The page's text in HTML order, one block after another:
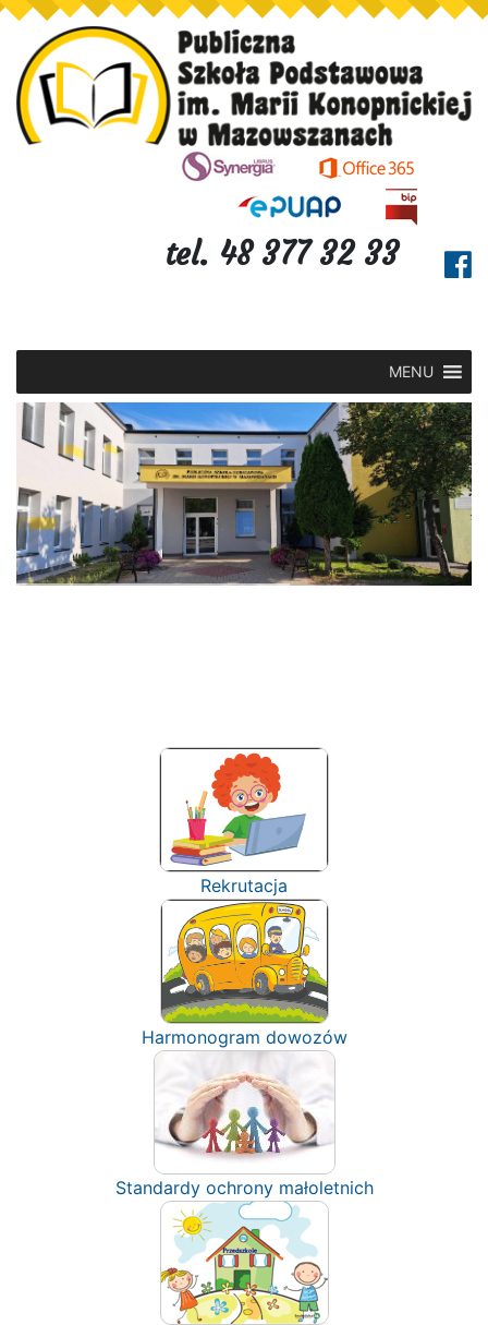
tel. 48 377 32 33
MENU
Rekrutacja
Harmonogram dowozów
Standardy ochrony małoletnich